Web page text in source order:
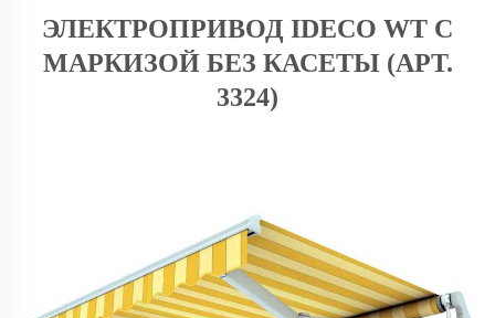
ЭЛЕКТРОПРИВОД IDECO WT С
МАРКИЗОЙ БЕЗ КАСЕТЫ (АРТ.
3324)